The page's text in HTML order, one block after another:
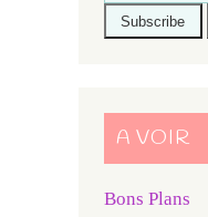
A VOIR
Bons Plans